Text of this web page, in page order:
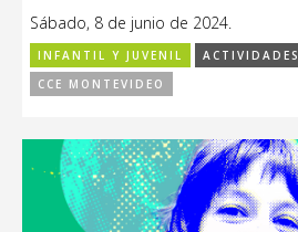
Sábado, 8 de junio de 2024.
INFANTIL Y JUVENIL
ACTIVIDADES
CCE MONTEVIDEO